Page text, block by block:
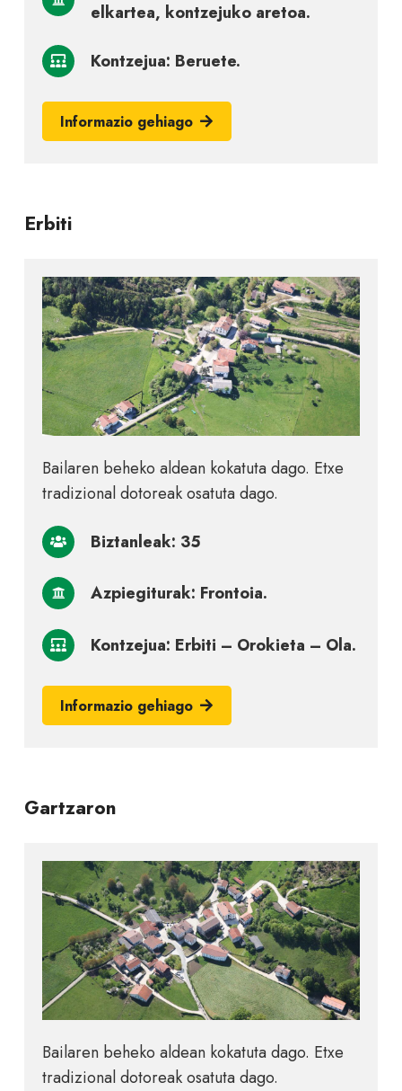
elkartea, kontzejuko aretoa.
Kontzejua: Beruete.
Informazio gehiago
Erbiti
Bailaren beheko aldean kokatuta dago. Etxe
tradizional dotoreak osatuta dago.
Biztanleak: 35
Azpiegiturak: Frontoia.
Kontzejua: Erbiti – Orokieta – Ola.
Informazio gehiago
Gartzaron
Bailaren beheko aldean kokatuta dago. Etxe
tradizional dotoreak osatuta dago.